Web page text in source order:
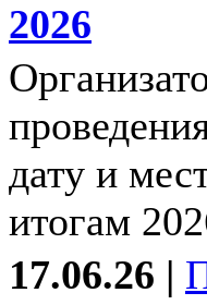
2026
дату и
итогам
17.06.26 |